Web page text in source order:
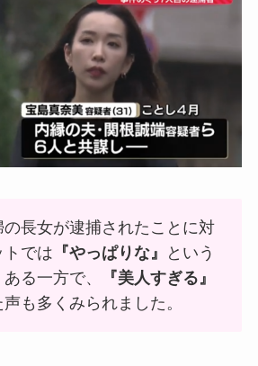
の長女が逮捕されたことに対
トでは 『やっぱりな』
という
る一方で、
『美人すぎる』
も多くみられました。